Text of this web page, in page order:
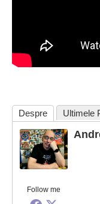
Despre Ultimele
Follow me